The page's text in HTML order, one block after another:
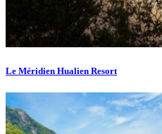
Le Méridien Hualien Resort